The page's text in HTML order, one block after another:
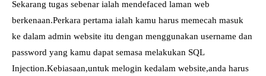
Sekarang tugas sebenar ialah mendefaced laman web
berkenaan.Perkara pertama ialah kamu harus memecah masuk
ke dalam admin website itu dengan menggunakan username dan
password yang kamu dapat semasa melakukan SQL
Injection.Kebiasaan,untuk melogin kedalam website,anda harus